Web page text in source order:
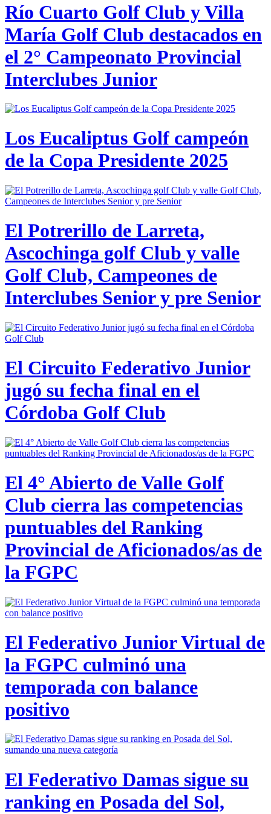
Río Cuarto Golf Club y Villa
María Golf Club destacados en
el 2° Campeonato Provincial
Interclubes Junior
Los Eucaliptus Golf campeón
de la Copa Presidente 2025
El Potrerillo de Larreta,
Ascochinga golf Club y valle
Golf Club, Campeones de
Interclubes Senior y pre Senior
El Circuito Federativo Junior
jugó su fecha final en el
Córdoba Golf Club
El 4° Abierto de Valle Golf
Club cierra las competencias
puntuables del Ranking
Provincial de Aficionados/as de
la FGPC
El Federativo Junior Virtual de
la FGPC culminó una
temporada con balance
positivo
El Federativo Damas sigue su
ranking en Posada del Sol,